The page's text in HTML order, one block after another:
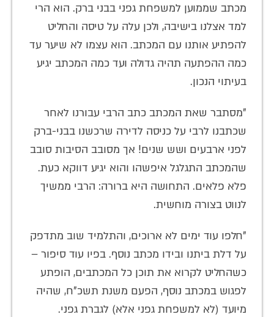
מכתב שממוען למשפחת גפני בבני ברק. הוא הרי
למד אצלנו בישיבה, ולכן עלה על טיסה והחליט
להפתיע אותנו עם המכתב. הוא עצמו לא שיער עד
כמה ההפתעה תהיה גדולה ועד כמה המכתב יגיע
בעיתוי הנכון.
"מסתבר שאת המכתב כתב הרבי עבורנו לאחר
שכתבנו לרבי על כניסה לדירה שרכשנו בבני-ברק
לפני ארבעים ושש שנים! אך מסובב הסיבות סובב
שהמכתב התגלגל איפשהו והוא יגיע דווקא כעת.
פלא פלאים. התחושה היא ברורה: הרבי ממשיך
לנווט בצורה מוחשית.
"חלפו עוד ימים לא ארוכים, והתלמיד שוב מתדפק
על דלת ביתנו ובידו מכתב נוסף. בפיו עוד סיפור –
כשהחליט לקרוא את תוכן כל המכתבים, הופתע
לפגוש במכתב נוסף, הפעם משנת תשכ"ח, שהיה
מיועד (לא למשפחת גפני אלא) לגברת גפני.